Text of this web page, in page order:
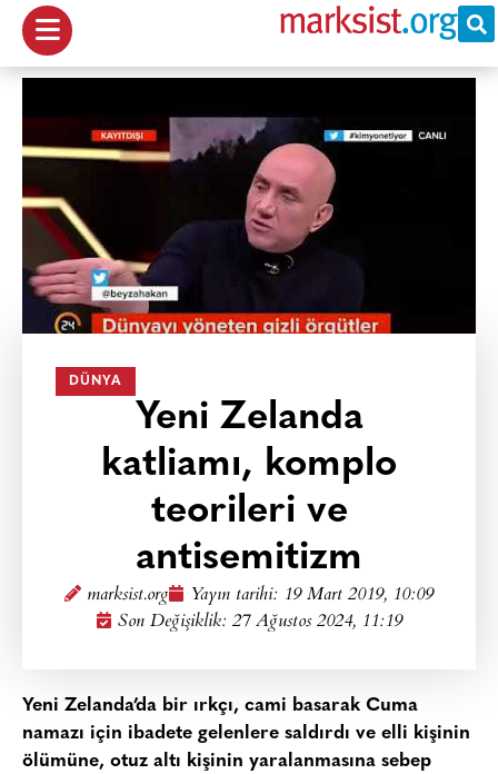
DÜNYA
Yeni Zelanda
katliamı, komplo
teorileri ve
antisemitizm
marksist.org Yayın tarihi: 19 Mart 2019, 10:09
Son Değişiklik: 27 Ağustos 2024, 11:19
Yeni Zelanda’da bir ırkçı, cami basarak Cuma
namazı için ibadete gelenlere saldırdı ve elli kişinin
ölümüne, otuz altı kişinin yaralanmasına sebep